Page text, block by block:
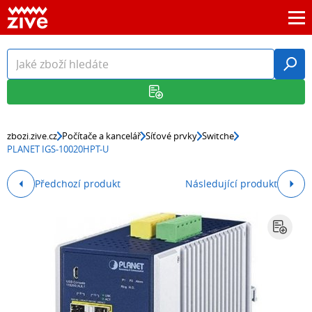
zbozi.zive.cz Počítače a kancelář Síťové prvky Switche
PLANET IGS-10020HPT-U
Předchozí produkt Následující produkt